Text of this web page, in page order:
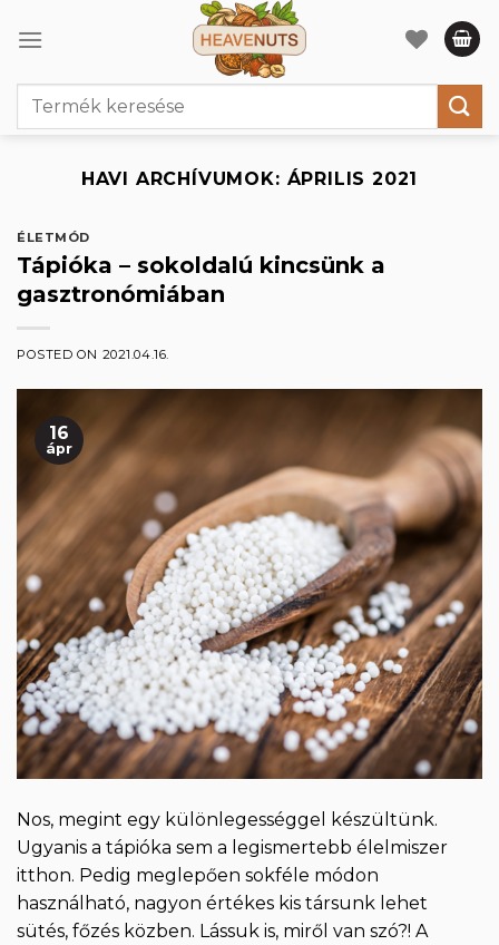
Keresés
HAVI ARCHÍVUMOK: ÁPRILIS 2021
ÉLETMÓD
Tápióka – sokoldalú kincsünk a
gasztronómiában
POSTED ON 2021.04.16.
16
ápr
Nos, megint egy különlegességgel készültünk.
Ugyanis a tápióka sem a legismertebb élelmiszer
itthon. Pedig meglepően sokféle módon
használható, nagyon értékes kis társunk lehet
sütés, főzés közben. Lássuk is, miről van szó?! A